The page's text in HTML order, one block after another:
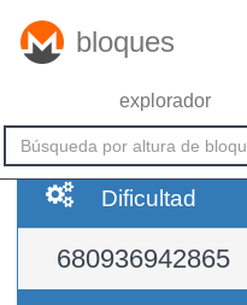
bloques
explorador
Dificultad
680936942865